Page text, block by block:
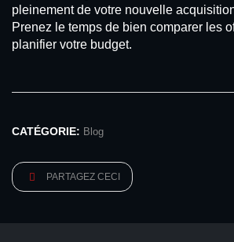
pleinement de votre nouvelle
Prenez le temps de bien comparer les
planifier votre budget.
CATÉGORIE: Blog
PARTAGEZ CECI